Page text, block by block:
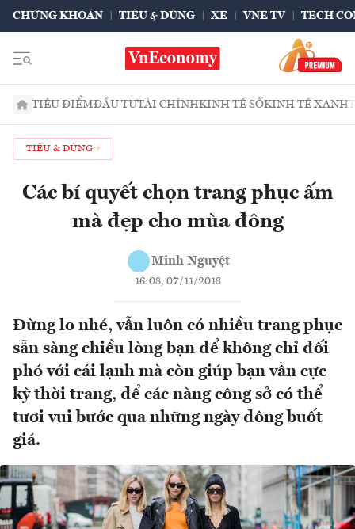
CHỨNG KHOÁN TIÊU & DÙNG XE VNE TV TECH
TIÊU ĐIỂMĐẦU TƯTÀI CHÍNHKINH TẾ SỐKINH TẾ XANH
TIÊU & DÙNG
Các bí quyết chọn trang phục ấm
mà đẹp cho mùa đông
Minh Nguyệt
16:08, 07/11/2018
Đừng lo nhé, vẫn luôn có nhiều trang phục
sẵn sàng chiều lòng bạn để không chỉ đối
phó với cái lạnh mà còn giúp bạn vẫn cực
kỳ thời trang, để các nàng công sở có thể
tươi vui bước qua những ngày đông buốt
giá.